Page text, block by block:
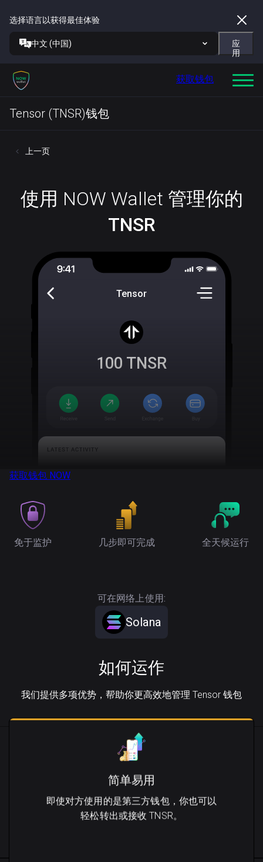
选择语言以获得最佳体验
中文 (中国)
应
用
获取钱包
Tensor (TNSR)钱包
上一页
使用 NOW Wallet 管理你的
TNSR
Tensor
100 TNSR
获取钱包 NOW
免于监护 几步即可完成 全天候运行
可在网络上使用:
Solana
如何运作
我们提供多项优势，帮助你更高效地管理 Tensor 钱包
简单易用
即使对方使用的是第三方钱包，你也可以
轻松转出或接收 TNSR。